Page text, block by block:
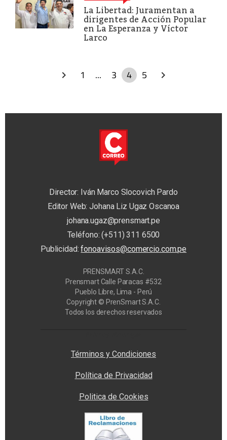
La Libertad: Juramentan a
dirigentes de Acción Popular
en La Esperanza y Víctor
Larco
1 ... 3 4 5
Director: Iván Marco Slocovich Pardo
Editor Web: Johana Liz Ugaz Oscanoa
johana.ugaz@prensmart.pe
Teléfono: (+511) 311 6500
Publicidad:fonoavisos@comercio.com.pe
PRENSMART S.A.C.
Prensmart Calle Paracas #532
Pueblo Libre, Lima - Perú
Copyright © PrenSmart S.A.C.
Todos los derechos reservados
Términos y Condiciones
Política de Privacidad
Politica de Cookies